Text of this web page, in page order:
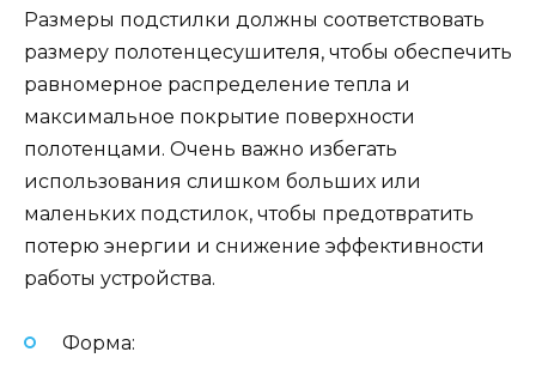
Размеры подстилки должны соответствовать
размеру полотенцесушителя, чтобы обеспечить
равномерное распределение тепла и
максимальное покрытие поверхности
полотенцами. Очень важно избегать
использования слишком больших или
маленьких подстилок, чтобы предотвратить
потерю энергии и снижение эффективности
работы устройства.
Форма: